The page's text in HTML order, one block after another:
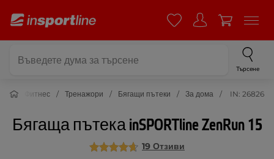
Търсене
Фитнес Тренажори Бягащи пътеки За дома IN: 26826
Бягаща пътека inSPORTline ZenRun 15
19 Отзиви